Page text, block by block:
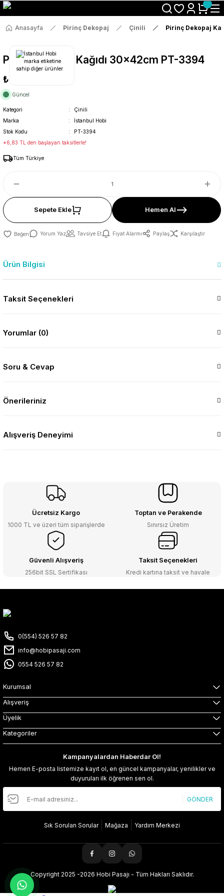
Size Özel "HG10" Koduyla Sepette Hemen %10 İndirimi Kaçırma
Anasayfa Pirinç Dekopaj Çinili Pirinç Dekopaj
Pirinç Dekopaj Kağıdı 30x42cm PT-3394
₺36
Güncel
Kategori
Çinili
Marka
İstanbul Hobi
Stok Kodu
PT-3394
*6,83 TL den başlayan taksitlerle!
Tüm Türkiye
Sepete Ekle Hemen Al
Yorum Yaz Tavsiye Et Fiyat Alarmı Paylaş Karşılaştır
Ürün Bilgisi
Taksit Seçenekleri
Yorumlar (0)
Soru & Cevap
Önerileriniz
Alışveriş Deneyimi
Ücretsiz Kargo
1000 TL ve üzeri tüm siparişlerde
Toptan ve Perakende
Sınırsız Üretim
Güvenli Alışveriş
256bit SSL Sertifikası
Taksit Seçenekleri
Kredi kartına taksit ve havale
0(554) 526 57 82
info@hobipasaji.com
0554 526 57 82
Kurumsal
Alışveriş
Üyelik
Kategoriler
Kampanyalardan Haberdar Ol!
Hemen E-posta listemize kayıt ol, en güncel kampanyalar, yenilikler ve
duyuruları ilk öğrenen sen ol.
GÖNDER
Sık Sorulan Sorular Mağaza Yardım Merkezi
Copyright 2025 -2026 Hobi Pasajı - Tüm Hakları Saklıdır.